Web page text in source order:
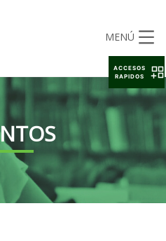
MENÚ
ACCESOS
RAPIDOS